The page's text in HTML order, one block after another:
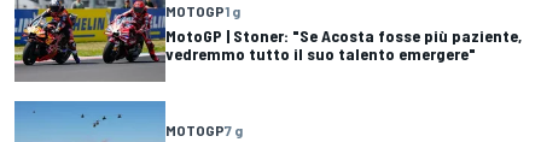
MOTOGP1 g
MotoGP | Stoner: "Se Acosta fosse più paziente,
vedremmo tutto il suo talento emergere"
MOTOGP7 g